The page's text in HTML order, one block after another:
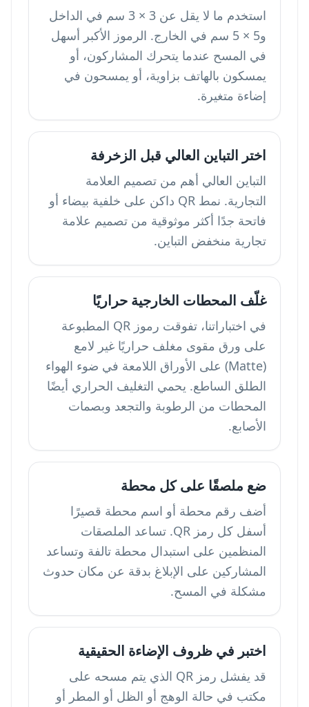
استخدم ما لا يقل عن 3 × 3 سم في الداخل
و5 × 5 سم في الخارج. الرموز الأكبر أسهل
في المسح عندما يتحرك المشاركون، أو
يمسكون بالهاتف بزاوية، أو يمسحون في
إضاءة متغيرة.
اختر التباين العالي قبل الزخرفة
التباين العالي أهم من تصميم العلامة
التجارية. نمط QR داكن على خلفية بيضاء أو
فاتحة جدًا أكثر موثوقية من تصميم علامة
تجارية منخفض التباين.
غلّف المحطات الخارجية حراريًا
في اختباراتنا، تفوقت رموز QR المطبوعة
على ورق مقوى مغلف حراريًا غير لامع
(Matte) على الأوراق اللامعة في ضوء الهواء
الطلق الساطع. يحمي التغليف الحراري أيضًا
المحطات من الرطوبة والتجعد وبصمات
الأصابع.
ضع ملصقًا على كل محطة
أضف رقم محطة أو اسم محطة قصيرًا
أسفل كل رمز QR. تساعد الملصقات
المنظمين على استبدال محطة تالفة وتساعد
المشاركين على الإبلاغ بدقة عن مكان حدوث
مشكلة في المسح.
اختبر في ظروف الإضاءة الحقيقية
قد يفشل رمز QR الذي يتم مسحه على
مكتب في حالة الوهج أو الظل أو المطر أو